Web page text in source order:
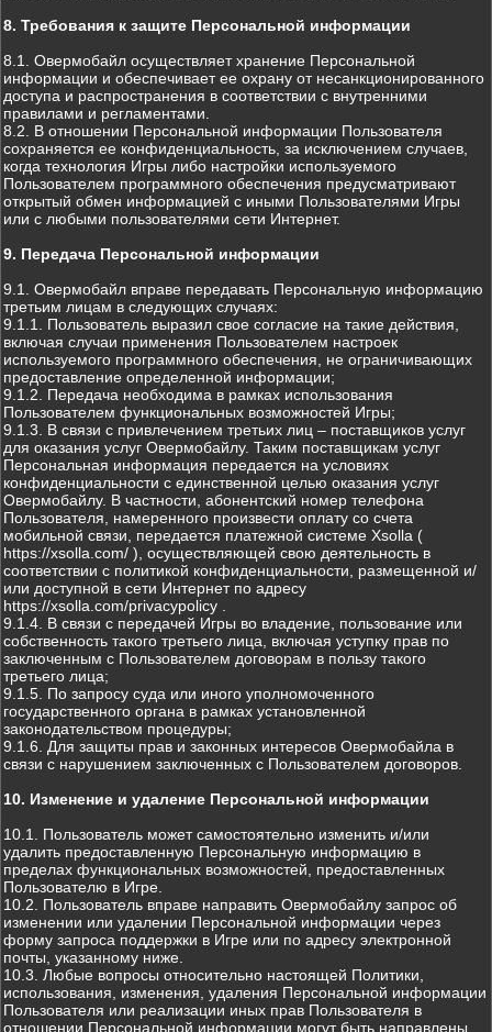
8. Требования к защите Персональной информации
8.1. Овермобайл осуществляет хранение Персональной
информации и обеспечивает ее охрану от несанкционированного
доступа и распространения в соответствии с внутренними
правилами и регламентами.
8.2. В отношении Персональной информации Пользователя
сохраняется ее конфиденциальность, за исключением случаев,
когда технология Игры либо настройки используемого
Пользователем программного обеспечения предусматривают
открытый обмен информацией с иными Пользователями Игры
или с любыми пользователями сети Интернет.
9. Передача Персональной информации
9.1. Овермобайл вправе передавать Персональную информацию
третьим лицам в следующих случаях:
9.1.1. Пользователь выразил свое согласие на такие действия,
включая случаи применения Пользователем настроек
используемого программного обеспечения, не ограничивающих
предоставление определенной информации;
9.1.2. Передача необходима в рамках использования
Пользователем функциональных возможностей Игры;
9.1.3. В связи с привлечением третьих лиц – поставщиков услуг
для оказания услуг Овермобайлу. Таким поставщикам услуг
Персональная информация передается на условиях
конфиденциальности с единственной целью оказания услуг
Овермобайлу. В частности, абонентский номер телефона
Пользователя, намеренного произвести оплату со счета
мобильной связи, передается платежной системе Xsolla (
https://xsolla.com/ ), осуществляющей свою деятельность в
соответствии с политикой конфиденциальности, размещенной и/
или доступной в сети Интернет по адресу
https://xsolla.com/privacypolicy .
9.1.4. В связи с передачей Игры во владение, пользование или
собственность такого третьего лица, включая уступку прав по
заключенным с Пользователем договорам в пользу такого
третьего лица;
9.1.5. По запросу суда или иного уполномоченного
государственного органа в рамках установленной
законодательством процедуры;
9.1.6. Для защиты прав и законных интересов Овермобайла в
связи с нарушением заключенных с Пользователем договоров.
10. Изменение и удаление Персональной информации
10.1. Пользователь может самостоятельно изменить и/или
удалить предоставленную Персональную информацию в
пределах функциональных возможностей, предоставленных
Пользователю в Игре.
10.2. Пользователь вправе направить Овермобайлу запрос об
изменении или удалении Персональной информации через
форму запроса поддержки в Игре или по адресу электронной
почты, указанному ниже.
10.3. Любые вопросы относительно настоящей Политики,
использования, изменения, удаления Персональной информации
Пользователя или реализации иных прав Пользователя в
отношении Персональной информации могут быть направлены